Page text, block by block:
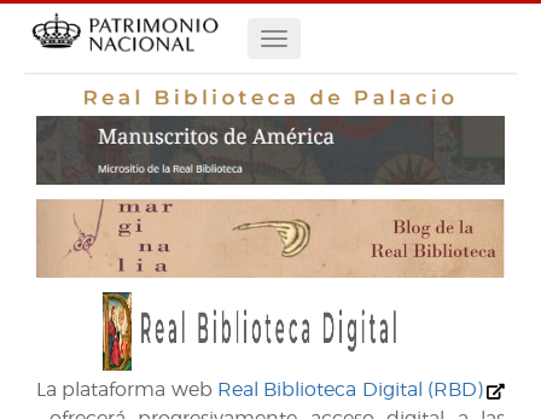
Navegación
principal
La plataforma web Real Biblioteca Digital (RBD)